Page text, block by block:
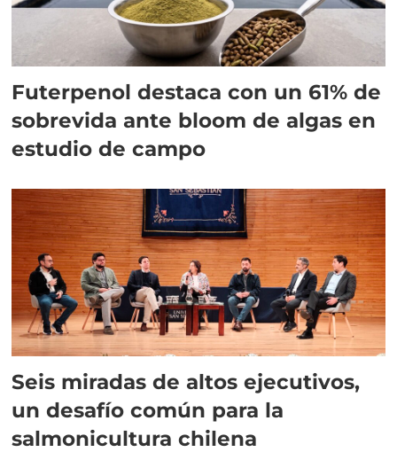
Futerpenol destaca con un 61% de
sobrevida ante bloom de algas en
estudio de campo
Seis miradas de altos ejecutivos,
un desafío común para la
salmonicultura chilena